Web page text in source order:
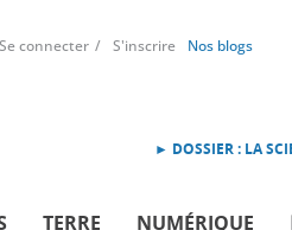
Se connecter S'inscrire Nos blogs
► DOSSIER : LA
TERRE NUMÉRIQUE